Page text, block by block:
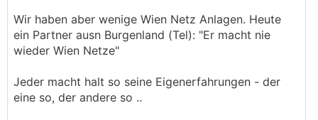
was mir hier aufgefallen ist: die Assistentin
meines Elektrikers hat mehrmals schriftliche
Reminder geschickt - jedes Mal wurde
bearbeitet, nachdem vorher wochen- bzw.
monatelang nichts passiert ist.... Nerven hilft
Wir haben aber wenige Wien Netz Anlagen. Heute
ein Partner ausn Burgenland (Tel): "Er macht nie
wieder Wien Netze"
Jeder macht halt so seine Eigenerfahrungen - der
eine so, der andere so ..